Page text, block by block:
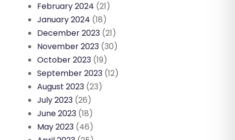
February 2024 (21)
January 2024 (18)
December 2023 (21)
November 2023 (30)
October 2023 (19)
September 2023 (12)
August 2023 (23)
July 2023 (26)
June 2023 (18)
May 2023 (46)